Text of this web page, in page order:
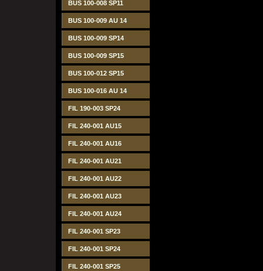
BUS 100-008 SP11
BUS 100-009 AU 14
BUS 100-009 SP14
BUS 100-009 SP15
BUS 100-012 SP15
BUS 100-016 AU 14
FIL 190-003 SP24
FIL 240-001 AU15
FIL 240-001 AU16
FIL 240-001 AU21
FIL 240-001 AU22
FIL 240-001 AU23
FIL 240-001 AU24
FIL 240-001 SP23
FIL 240-001 SP24
FIL 240-001 SP25